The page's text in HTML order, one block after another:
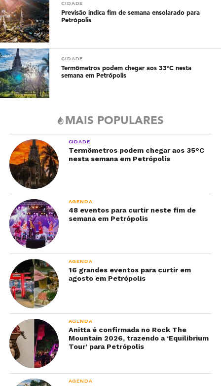
CIDADE
Previsão indica fim de semana ensolarado para
Petrópolis
CIDADE
Termômetros podem chegar aos 33°C nesta
semana em Petrópolis
MAIS POPULARES
CIDADE
Termômetros podem chegar aos 35°C
nesta semana em Petrópolis
AGENDA
48 eventos para curtir neste fim de
semana em Petrópolis
AGENDA
16 grandes eventos para curtir em
agosto em Petrópolis
AGENDA
Anitta é confirmada no Rock The
Mountain 2026, trazendo a ‘Equilibrium
Tour’ para Petrópolis
AGENDA